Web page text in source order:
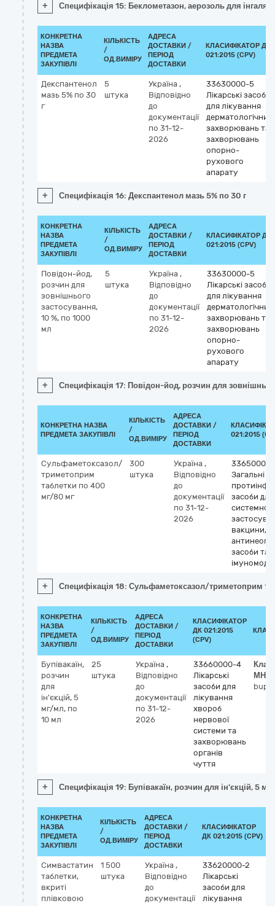
+ Специфікація 15: Беклометазон, аерозоль для
КОНКРЕТНА
НАЗВА
ПРЕДМЕТА
ЗАКУПІВЛІ
КІЛЬКІСТЬ
/
ОД.ВИМІРУ
АДРЕСА
ДОСТАВКИ /
ПЕРІОД
ДОСТАВКИ
КЛАСИФІКАТОР ДК
021:2015 (CPV)
Декспантенол
мазь 5% по 30
г
5
штука
Україна ,
Відповідно
до
документації
по 31-12-
2026
33630000-5
Лікарські засоби
для лікування
дерматологічних
захворювань та
захворювань
опорно-
рухового
апарату
+ Специфікація 16: Декспантенол мазь 5% по 30 г
КОНКРЕТНА
НАЗВА
ПРЕДМЕТА
ЗАКУПІВЛІ
КІЛЬКІСТЬ
/
ОД.ВИМІРУ
АДРЕСА
ДОСТАВКИ /
ПЕРІОД
ДОСТАВКИ
КЛАСИФІКАТОР ДК
021:2015 (CPV)
Повідон-йод,
розчин для
зовнішнього
застосування,
10 %, по 1000
мл
5
штука
Україна ,
Відповідно
до
документації
по 31-12-
2026
33630000-5
Лікарські засоби
для лікування
дерматологічних
захворювань та
захворювань
опорно-
рухового
апарату
+ Специфікація 17: Повідон-йод, розчин для
КОНКРЕТНА НАЗВА
ПРЕДМЕТА ЗАКУПІВЛІ
КІЛЬКІСТЬ
/
ОД.ВИМІРУ
АДРЕСА
ДОСТАВКИ /
ПЕРІОД
ДОСТАВКИ
021:2015
Сульфаметоксазол/
триметоприм
таблетки по 400
мг/80 мг
300
штука
Україна ,
Відповідно
до
документації
по 31-12-
2026
33650000-
Загальні
засоби для
вакцини,
засоби та
+ Специфікація 18: Сульфаметоксазол/триметоприм
КОНКРЕТНА
НАЗВА
ПРЕДМЕТА
ЗАКУПІВЛІ
КІЛЬКІСТЬ
/
ОД.ВИМІРУ
АДРЕСА
ДОСТАВКИ /
ПЕРІОД
ДОСТАВКИ
КЛАСИФІКАТОР
ДК 021:2015
(CPV)
Бупівакаїн,
розчин
для
ін'єкцій, 5
мг/мл, по
10 мл
25
штука
Україна ,
Відповідно
до
документації
по 31-12-
2026
33660000-4
Лікарські
засоби для
лікування
хвороб
нервової
системи та
захворювань
органів
чуття
МНН
+ Специфікація 19: Бупівакаїн, розчин для ін'єкцій, 5
КОНКРЕТНА
НАЗВА
ПРЕДМЕТА
ЗАКУПІВЛІ
КІЛЬКІСТЬ
/
ОД.ВИМІРУ
АДРЕСА
ДОСТАВКИ /
ПЕРІОД
ДОСТАВКИ
КЛАСИФІКАТОР
ДК 021:2015 (CPV)
Симвастатин
таблетки,
вкриті
плівковою
1 500
штука
Україна ,
Відповідно
до
документації
33620000-2
Лікарські
засоби для
лікування